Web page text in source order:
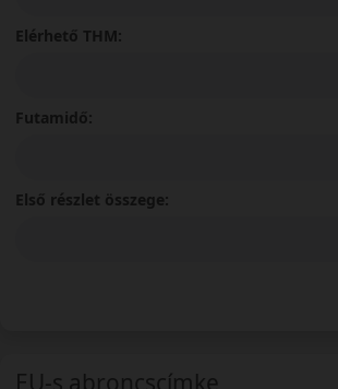
Elérhető THM:
Futamidő:
Első részlet összege:
EU-s abroncscímke